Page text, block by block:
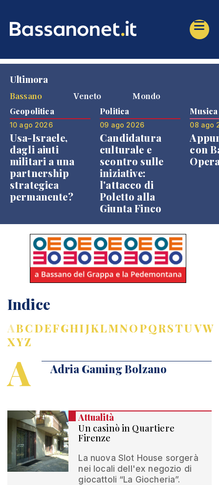
Ultimora
Bassano
Veneto Mondo
Geopolitica
10 ago 2026
Usa-Israele,
dagli aiuti
militari a una
partnership
strategica
permanente?
Politica
09 ago 2026
Candidatura
culturale e
scontro sulle
iniziative:
l'attacco di
Poletto alla
Giunta Finco
Musica
08 ago
con
Indice
ABCDEFGHIJKLMNOPQRSTUVW
XYZ
A Adria Gaming Bolzano
Attualità
Un casinò in Quartiere
Firenze
La nuova Slot House sorgerà
nei locali dell'ex negozio di
giocattoli “La Giocheria”.